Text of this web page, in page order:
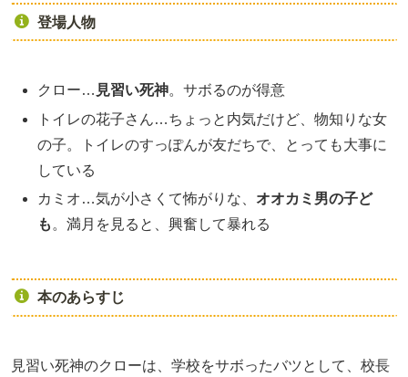
登場人物
クロー… 見習い死神。サボるのが得意
トイレの花子さん…ちょっと内気だけど、物知りな女
の子。トイレのすっぽんが友だちで、とっても大事に
している
カミオ…気が小さくて怖がりな、 オオカミ男の子ど
も 。満月を見ると、興奮して暴れる
本のあらすじ
見習い死神のクローは、学校をサボったバツとして、校長